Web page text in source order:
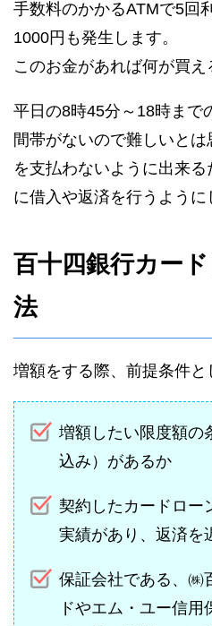
手数料のかかるATMで5回
1000円も発生します。
このお金があれば何が買え
平日の8時45分～18時まで
間帯がないので難しいと
を支払わないように出来
に借入や返済を行うように
百十四銀行カー
法
増額をする際、前提条件と
増額したい限度額の
込み）があるか
契約したカードロー
実績があり、返済を
保証会社である、㈱
ドやエム・ユー信